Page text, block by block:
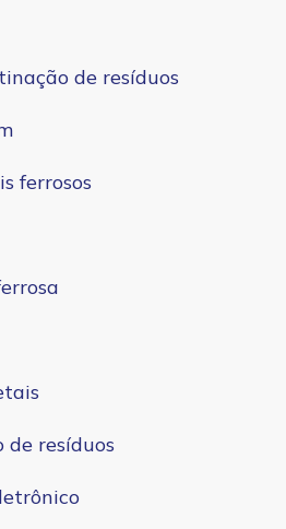
de resíduos
ferrosos
de resíduos